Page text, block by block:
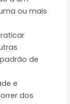
ou mais
de
e
dos